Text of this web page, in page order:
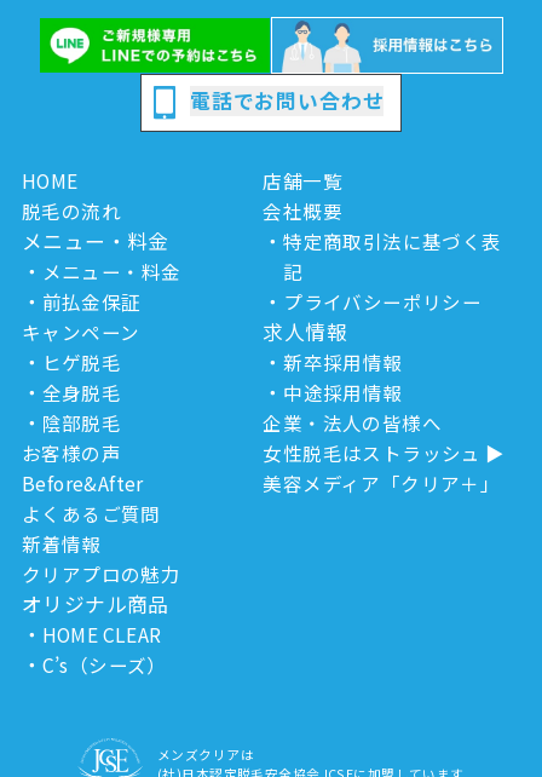
電話でお問い合わせ
HOME
脱毛の流れ
メニュー・料金
メニュー・料金
前払金保証
キャンペーン
ヒゲ脱毛
全身脱毛
陰部脱毛
お客様の声
Before&After
よくあるご質問
新着情報
クリアプロの魅力
オリジナル商品
HOME CLEAR
C’s（シーズ）
店舗一覧
会社概要
特定商取引法に基づく表
記
プライバシーポリシー
求人情報
新卒採用情報
中途採用情報
企業・法人の皆様へ
女性脱毛はストラッシュ
美容メディア「クリア＋」
メンズクリアは